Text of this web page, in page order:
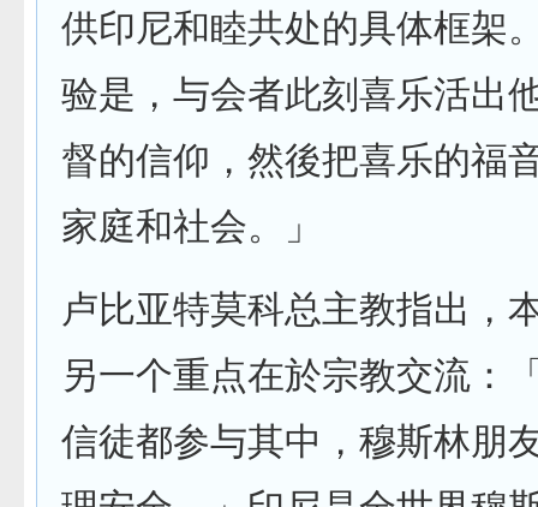
供印尼和睦共处的具体框架
验是，与会者此刻喜乐活出
督的信仰，然後把喜乐的福
家庭和社会。」
卢比亚特莫科总主教指出，
另一个重点在於宗教交流：
信徒都参与其中，穆斯林朋